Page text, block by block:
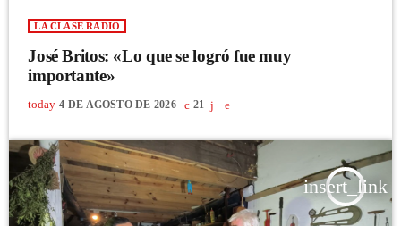
LA CLASE RADIO
José Britos: «Lo que se logró fue muy
importante»
today 4 DE AGOSTO DE 2026 21
insert_link